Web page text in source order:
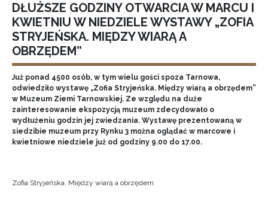
DŁUŻSZE GODZINY OTWARCIA W MARCU I
KWIETNIU W NIEDZIELE WYSTAWY „ZOFIA
STRYJEŃSKA. MIĘDZY WIARĄ A
OBRZĘDEM”
Już ponad 4500 osób, w tym wielu gości spoza Tarnowa,
odwiedziło wystawę „Zofia Stryjeńska. Między wiarą a obrzędem”
w Muzeum Ziemi Tarnowskiej. Ze względu na duże
zainteresowanie ekspozycją muzeum zdecydowało o
wydłużeniu godzin jej zwiedzania. Wystawę prezentowaną w
siedzibie muzeum przy Rynku 3 można oglądać w marcowe i
kwietniowe niedziele już od godziny 9.00 do 17.00.
Zofia Stryjeńska. Między wiarą a obrzędem